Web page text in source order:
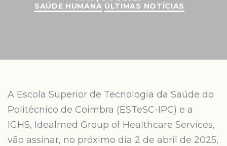
SAÚDE HUMANA ÚLTIMAS NOTÍCIAS
A Escola Superior de Tecnologia da Saúde do
Politécnico de Coimbra (ESTeSC-IPC) e a
IGHS, Idealmed Group of Healthcare Services,
vão assinar, no próximo dia 2 de abril de 2025,